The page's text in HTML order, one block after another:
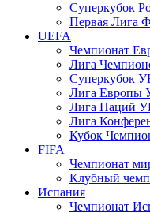
Суперкубок
Первая Лига
UEFA
Чемпионат
Лига
Суперкубок
Лига Европы
Лига Наций
Лига
Кубок
FIFA
Чемпионат
Клубный
Испания
Чемпионат